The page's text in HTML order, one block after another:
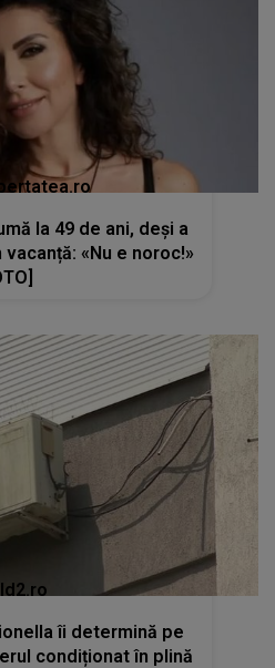
la 49 de ani, deși a
«Nu e noroc!»
îi determină pe
condiționat în plină